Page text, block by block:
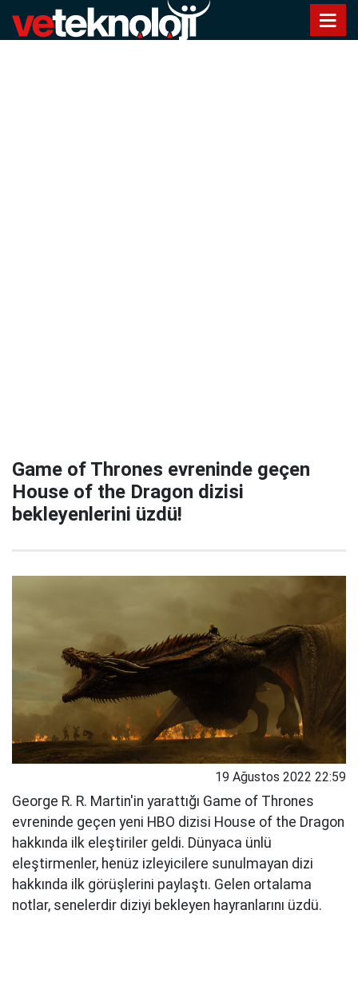
Game of Thrones evreninde geçen
House of the Dragon dizisi
bekleyenlerini üzdü!
19 Ağustos 2022 22:59
George R. R. Martin'in yarattığı Game of Thrones
evreninde geçen yeni HBO dizisi House of the Dragon
hakkında ilk eleştiriler geldi. Dünyaca ünlü
eleştirmenler, henüz izleyicilere sunulmayan dizi
hakkında ilk görüşlerini paylaştı. Gelen ortalama
notlar, senelerdir diziyi bekleyen hayranlarını üzdü.